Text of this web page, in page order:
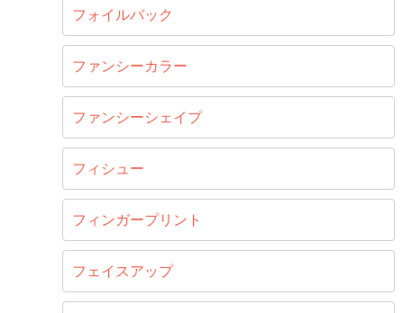
フォイルバック
ファンシーカラー
ファンシーシェイプ
フィシュー
フィンガープリント
フェイスアップ